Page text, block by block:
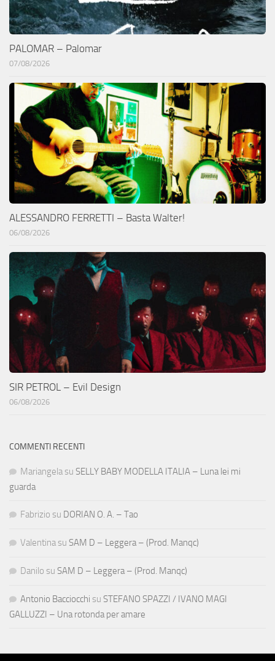
PALOMAR – Palomar
07/08/2026
ALESSANDRO FERRETTI – Basta Walter!
06/08/2026
SIR PETROL – Evil Design
06/08/2026
COMMENTI RECENTI
Mariangela su SELLY BABY MODELLA ITALIA – Luna lei mi
guarda
Fabrizio su DORIAN O. A. – Tao
Valentina su SAM D – Leggera – (Prod. Manqc)
Danilo su SAM D – Leggera – (Prod. Manqc)
Antonio Bacciocchi su STEFANO SPAZZI / IVANO MAGI
GALLUZZI – Una rotonda per amare